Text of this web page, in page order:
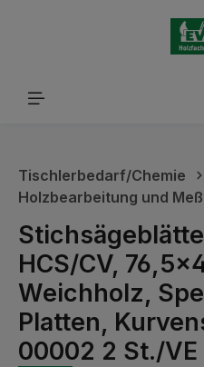
Tischlerbedarf/Chemie
Holzbearbeitung und
HCS/CV,
Weichholz,
Platten,
00002 2 St./VE